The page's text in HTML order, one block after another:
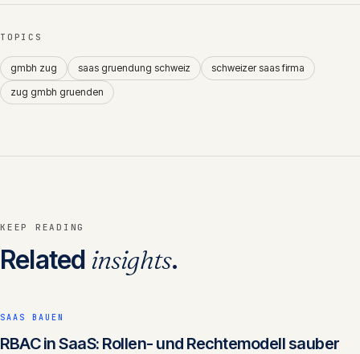
TOPICS
gmbh zug saas gruendung schweiz
schweizer saas firma
zug gmbh gruenden
KEEP READING
Related insights.
SAAS BAUEN
RBAC in SaaS: Rollen- und Rechtemodell sauber